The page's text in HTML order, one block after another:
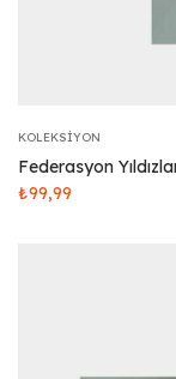
KOLEKSIYON
Federasyon
₺99,99